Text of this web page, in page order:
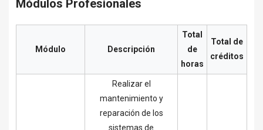
Módulos Profesionales
Módulo Descripción
Total
de
horas
Total de
créditos
Realizar el
mantenimiento y
reparación de los
sistemas de